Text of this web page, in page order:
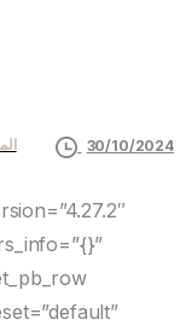
30/10/2024